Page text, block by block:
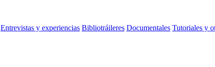
Entrevistas y experiencias Bibliotráileres Documentales Tutoriales y